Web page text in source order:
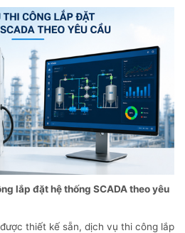
lắp đặt hệ thống SCADA theo yêu
thiết kế sẵn, dịch vụ thi công lắp